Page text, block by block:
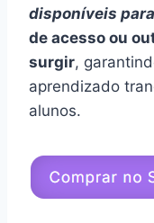
disponíveis
de acesso ou
surgir,
aprendizado
alunos.